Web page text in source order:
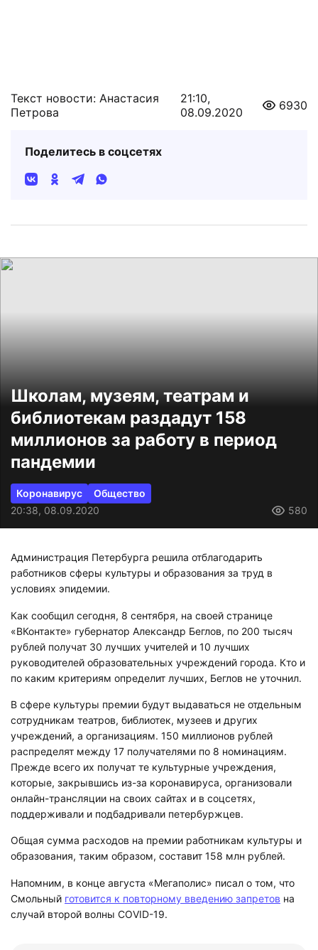
Текст новости: Анастасия
Петрова
21:10,
08.09.2020
6930
Поделитесь в соцсетях
Школам, музеям, театрам и
библиотекам раздадут 158
миллионов за работу в период
пандемии
Коронавирус
Общество
20:38, 08.09.2020
580
Администрация Петербурга решила отблагодарить
работников сферы культуры и образования за труд в
условиях эпидемии.
Как сообщил сегодня, 8 сентября, на своей странице
«ВКонтакте» губернатор Александр Беглов, по 200 тысяч
рублей получат 30 лучших учителей и 10 лучших
руководителей образовательных учреждений города. Кто и
по каким критериям определит лучших, Беглов не уточнил.
В сфере культуры премии будут выдаваться не отдельным
сотрудникам театров, библиотек, музеев и других
учреждений, а организациям. 150 миллионов рублей
распределят между 17 получателями по 8 номинациям.
Прежде всего их получат те культурные учреждения,
которые, закрывшись из-за коронавируса, организовали
онлайн-трансляции на своих сайтах и в соцсетях,
поддерживали и подбадривали петербуржцев.
Общая сумма расходов на премии работникам культуры и
образования, таким образом, составит 158 млн рублей.
Напомним, в конце августа «Мегаполис» писал о том, что
Смольный готовится к повторному введению запретов на
случай второй волны COVID-19.